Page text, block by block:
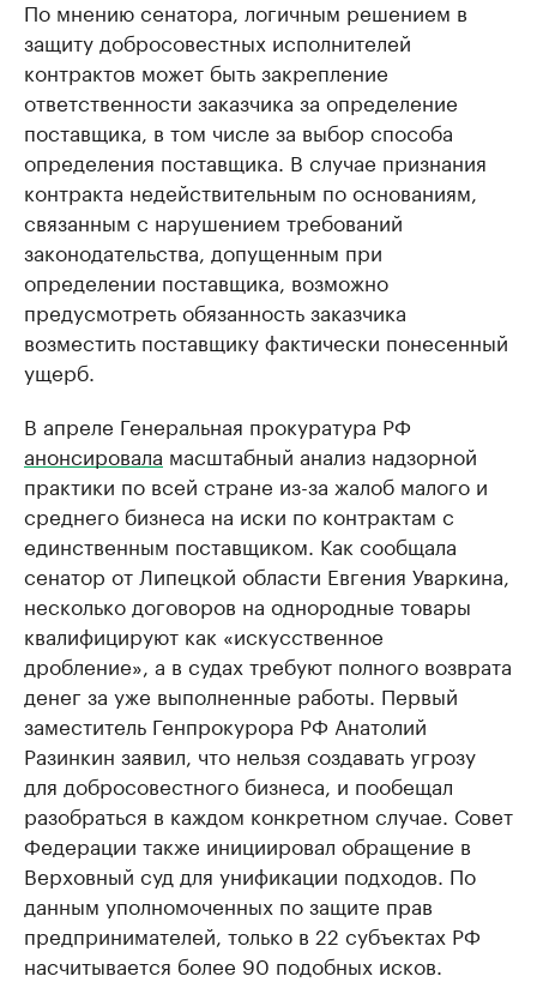
По мнению сенатора, логичным решением в
защиту добросовестных исполнителей
контрактов может быть закрепление
ответственности заказчика за определение
поставщика, в том числе за выбор способа
определения поставщика. В случае признания
контракта недействительным по основаниям,
связанным с нарушением требований
законодательства, допущенным при
определении поставщика, возможно
предусмотреть обязанность заказчика
возместить поставщику фактически понесенный
ущерб.
В апреле Генеральная прокуратура РФ
анонсировала масштабный анализ надзорной
практики по всей стране из-за жалоб малого и
среднего бизнеса на иски по контрактам с
единственным поставщиком. Как сообщала
сенатор от Липецкой области Евгения Уваркина,
несколько договоров на однородные товары
квалифицируют как «искусственное
дробление», а в судах требуют полного возврата
денег за уже выполненные работы. Первый
заместитель Генпрокурора РФ Анатолий
Разинкин заявил, что нельзя создавать угрозу
для добросовестного бизнеса, и пообещал
разобраться в каждом конкретном случае. Совет
Федерации также инициировал обращение в
Верховный суд для унификации подходов. По
данным уполномоченных по защите прав
предпринимателей, только в 22 субъектах РФ
насчитывается более 90 подобных исков.